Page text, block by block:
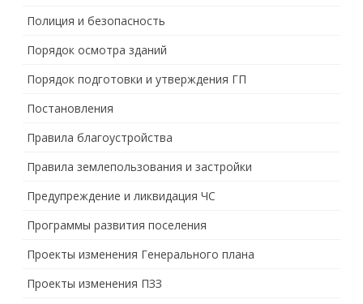
Полиция и безопасность
Порядок осмотра зданий
Порядок подготовки и утверждения ГП
Постановления
Правила благоустройства
Правила землепользования и застройки
Предупреждение и ликвидация ЧС
Программы развития поселения
Проекты изменения Генерального плана
Проекты изменения ПЗЗ